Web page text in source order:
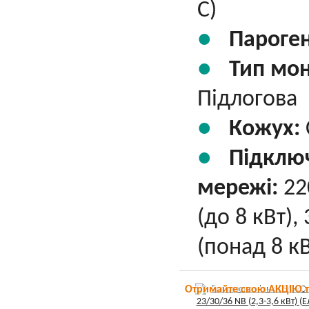
С)
Тип
Підлогова
Кожух:
мережі:
(до 8 кВт),
(понад 8
Отримайте свою АКЦІЮ